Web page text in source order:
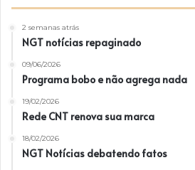
2 semanas atrás
NGT notícias repaginado
09/06/2026
Programa bobo e não agrega nada
19/02/2026
Rede CNT renova sua marca
18/02/2026
NGT Notícias debatendo fatos